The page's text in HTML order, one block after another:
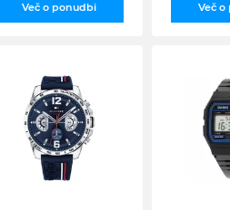
Več o ponudbi Več